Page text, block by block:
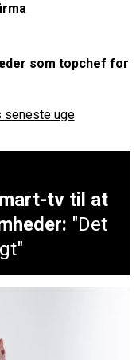
som topchef for
seneste uge
tv til at
"Det